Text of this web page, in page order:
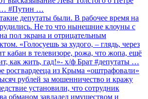
#Путин …
депутаты были. В рабочее время на
Не то что нынешние клоуны с
пол экрана и отрицательным
«Голосуешь за худого, – глядь, через
кабан в телевизоре, рожа, что жопа, ещё
как жить, гад!»- х/ф Брат #депутаты …
росгвардееца из Крыма «оштрафовали»
рублей за мошенничество и кражу
установили, что сотрудник
обманом завладел имуществом и